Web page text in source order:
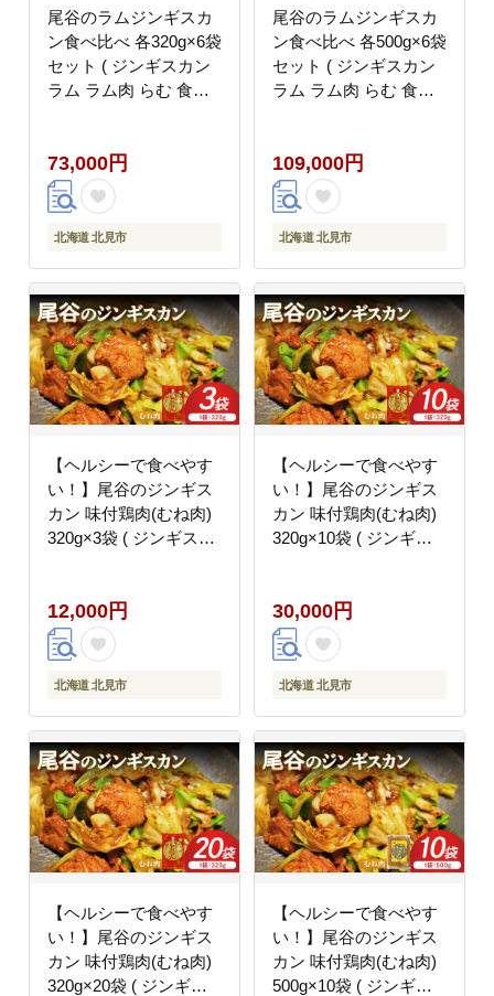
尾谷のラムジンギスカ
ン食べ比べ 各320g×6袋
セット ( ジンギスカン
ラム ラム肉 らむ 食べ
73,000円
北海道 北見市
尾谷のラムジンギスカ
ン食べ比べ 各500g×6袋
セット ( ジンギスカン
ラム ラム肉 らむ 食べ
109,000円
北海道 北見市
【ヘルシーで食べやす
い！】尾谷のジンギス
カン 味付鶏肉(むね肉)
320g×3袋 ( ジンギスカ
0058】
12,000円
北海道 北見市
【ヘルシーで食べやす
い！】尾谷のジンギス
カン 味付鶏肉(むね肉)
320g×10袋 ( ジンギス
0060】
30,000円
北海道 北見市
【ヘルシーで食べやす
い！】尾谷のジンギス
カン 味付鶏肉(むね肉)
320g×20袋 ( ジンギス
【ヘルシーで食べやす
い！】尾谷のジンギス
カン 味付鶏肉(むね肉)
500g×10袋 ( ジンギス